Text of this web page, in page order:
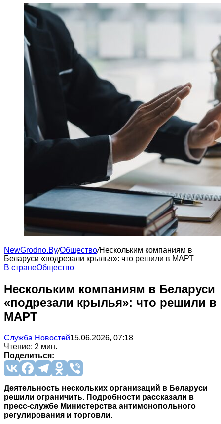
NewGrodno.By/Общество/Нескольким компаниям в
Беларуси «подрезали крылья»: что решили в МАРТ
В странеОбщество
Нескольким компаниям в Беларуси
«подрезали крылья»: что решили в
МАРТ
Служба Новостей15.06.2026, 07:18
Чтение: 2 мин.
Поделиться:
Деятельность нескольких организаций в Беларуси
решили ограничить. Подробности рассказали в
пресс-службе Министерства антимонопольного
регулирования и торговли.